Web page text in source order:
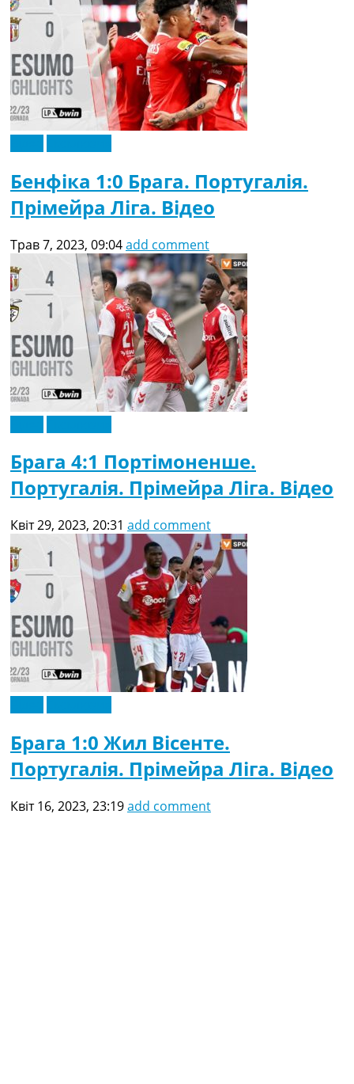
Бенфіка 1:0 Брага. Португалія.
Прімейра Ліга. Відео
Трав 7, 2023, 09:04add comment
Брага 4:1 Портімоненше.
Португалія. Прімейра Ліга. Відео
Квіт 29, 2023, 20:31 add comment
Брага 1:0 Жил Вісенте.
Португалія. Прімейра Ліга. Відео
Квіт 16, 2023, 23:19add comment